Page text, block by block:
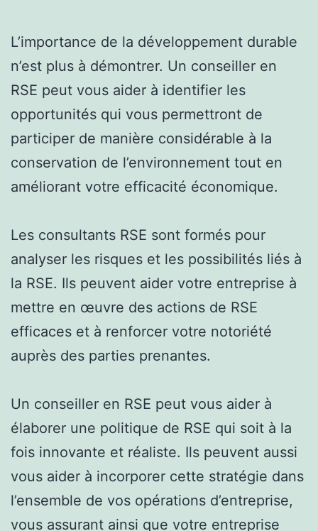
L’importance de la développement durable
n’est plus à démontrer. Un conseiller en
RSE peut vous aider à identifier les
opportunités qui vous permettront de
participer de manière considérable à la
conservation de l’environnement tout en
améliorant votre efficacité économique.
Les consultants RSE sont formés pour
analyser les risques et les possibilités liés à
la RSE. Ils peuvent aider votre entreprise à
mettre en œuvre des actions de RSE
efficaces et à renforcer votre notoriété
auprès des parties prenantes.
Un conseiller en RSE peut vous aider à
élaborer une politique de RSE qui soit à la
fois innovante et réaliste. Ils peuvent aussi
vous aider à incorporer cette stratégie dans
l’ensemble de vos opérations d’entreprise,
vous assurant ainsi que votre entreprise